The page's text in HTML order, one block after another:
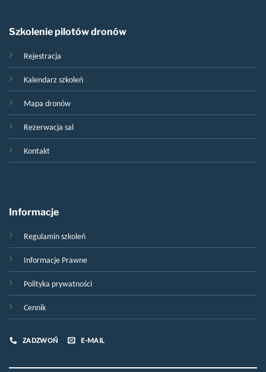
Szkolenie pilotów dronów
Rejestracja
Kalendarz szkoleń
Mapa dronów
Rezerwacja sal
Kontakt
Informacje
Regulamin szkoleń
Informacje Prawne
Polityka prywatności
Cennik
ZADZWOŃ E-MAIL